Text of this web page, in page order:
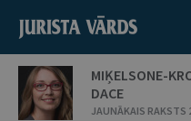
MIĶELSONE-
DACE
JAUNĀKAIS RAKSTS